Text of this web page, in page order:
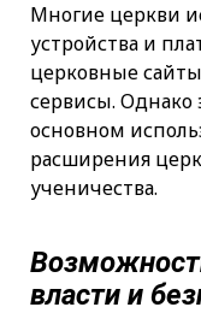
Многие церкви
устройства и
церковные
сервисы.
основном
расширения
ученичества.
власти и